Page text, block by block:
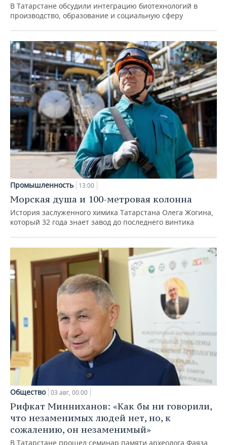
В Татарстане обсудили интеграцию биотехнологий в
производство, образование и социальную сферу
Промышленность 13:00
Морская душа и 100-метровая колонна
История заслуженного химика Татарстана Олега Жогина,
который 32 года знает завод до последнего винтика
Общество 03 авг, 00:00
Рифкат Минниханов: «Как бы ни говорили,
что незаменимых людей нет, но, к
сожалению, он незаменимый»
В Татарстане прошел семинар памяти археолога Фаяза